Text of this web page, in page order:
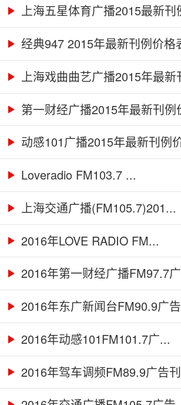
上海五星体育广播2015最新刊
经典947 2015年最新刊例价格
上海戏曲曲艺广播2015年最新
第一财经广播2015年最新刊例
动感101广播2015年最新刊例
Loveradio FM103.7 ...
上海交通广播(FM105.7)201...
2016年LOVE RADIO FM...
2016年第一财经广播FM97.7
2016年东广新闻台FM90.9广
2016年动感101FM101.7广...
2016年驾车调频FM89.9广告